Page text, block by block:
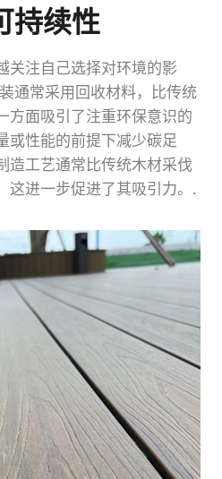
持续性
关注自己选择对环境的影
通常采用回收材料，比传统
方面吸引了注重环保意识的
或性能的前提下减少碳足
造工艺通常比传统木材采伐
这进一步促进了其吸引力。.